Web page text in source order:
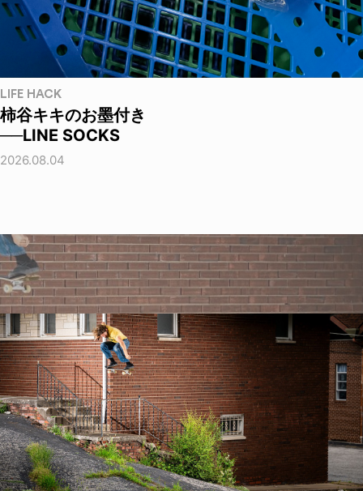
LIFE HACK
柿谷キキのお墨付き
──LINE SOCKS
2026.08.04